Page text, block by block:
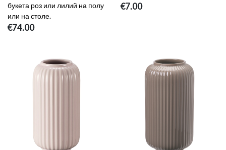
букета роз или лилий на полу
или на столе.
€74.00
€7.00